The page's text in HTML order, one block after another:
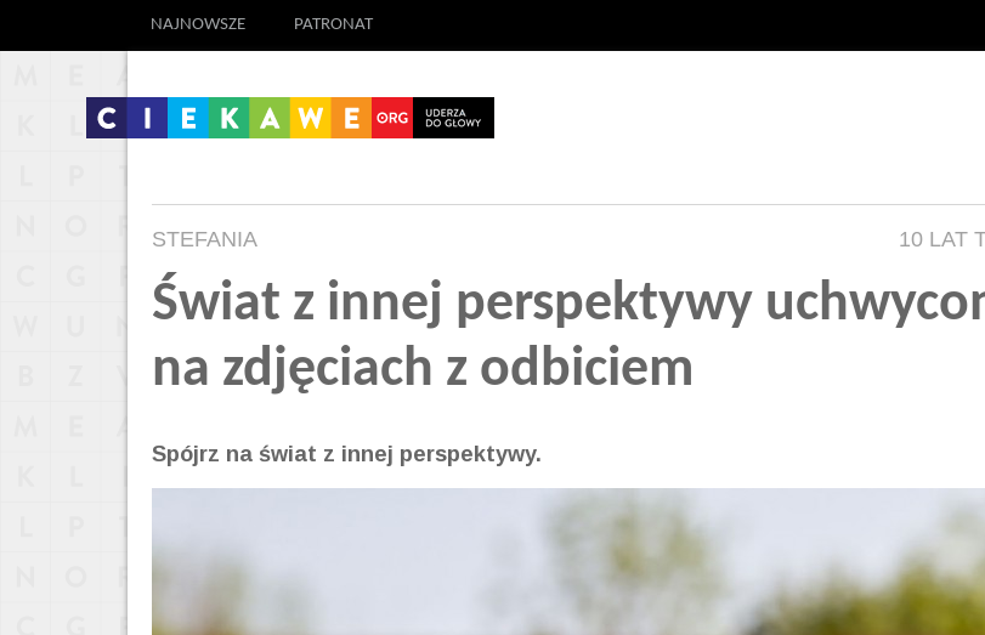
NAJNOWSZE PATRONAT
STEFANIA 10 LAT
Świat z innej perspektywy
na zdjęciach z odbiciem
Spójrz na świat z innej perspektywy.